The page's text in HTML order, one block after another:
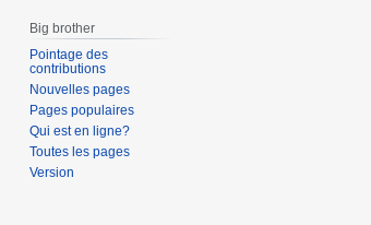
Big brother
Pointage des
contributions
Nouvelles pages
Pages populaires
Qui est en ligne?
Toutes les pages
Version